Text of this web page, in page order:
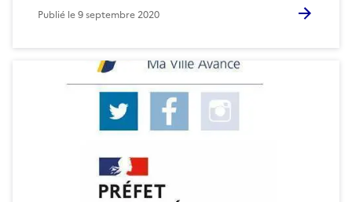
Publié le9 septembre 2020